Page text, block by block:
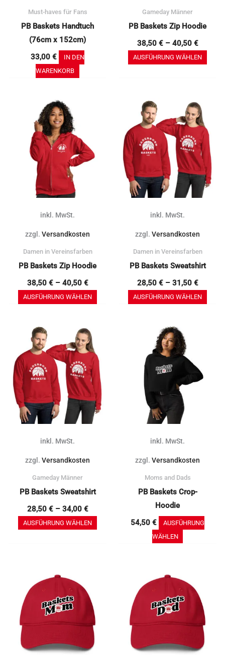
Must-haves für Fans
PB Baskets Handtuch
(76cm x 152cm)
33,00€
IN DEN
WARENKORB
Gameday Männer
PB Baskets Zip Hoodie
38,50 €– 40,50 €
AUSFÜHRUNG WÄHLEN
inkl. MwSt.
zzgl. Versandkosten
Damen in Vereinsfarben
PB Baskets Zip Hoodie
38,50 €– 40,50 €
AUSFÜHRUNG WÄHLEN
mehrere
Varianten
Produktseite
gewählt
inkl. MwSt.
zzgl. Versandkosten
Damen in Vereinsfarben
PB Baskets Sweatshirt
28,50 €– 31,50 €
AUSFÜHRUNG WÄHLEN
weist
auf.
Die
inkl. MwSt.
zzgl. Versandkosten
Gameday Männer
PB Baskets Sweatshirt
28,50 €– 34,00 €
AUSFÜHRUNG WÄHLEN
weist
mehrere
Varianten
auf.
Die
gewählt
inkl. MwSt.
zzgl. Versandkosten
Moms and Dads
PB Baskets Crop-
Hoodie
54,50 €
AUSFÜHRUNG
WÄHLEN
Produkt
weist
mehrere
Varianten
auf.
Die
können
der
gewählt